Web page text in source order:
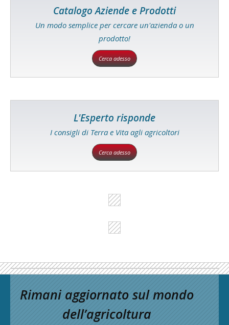
Catalogo Aziende e Prodotti
Un modo semplice per cercare un'azienda o un
prodotto!
Cerca adesso
L'Esperto risponde
I consigli di Terra e Vita agli agricoltori
Cerca adesso
Rimani aggiornato sul mondo
dell’agricoltura